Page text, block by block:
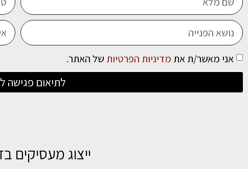
אני מאשר/ת את מדיניות הפרטיות של האתר.
לתיאום פגישה
ייצוג מעסיקים